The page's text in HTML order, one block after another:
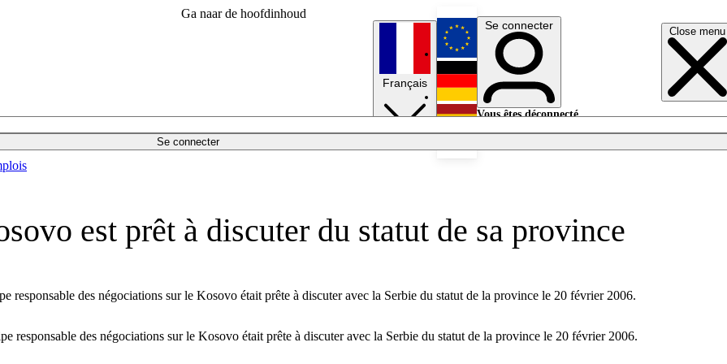
Ga naar de hoofdinhoud
Close menu
Se connecter
Français
English
Deutsch
Se connecter
Vous êtes déconnecté.
est prêt à discuter du statut de sa province
des négociations sur le Kosovo était prête à discuter avec la Serbie du statut de la province le 20 février 2006.
responsable des négociations sur le Kosovo était prête à discuter avec la Serbie du statut de la province le 20 février 2006.